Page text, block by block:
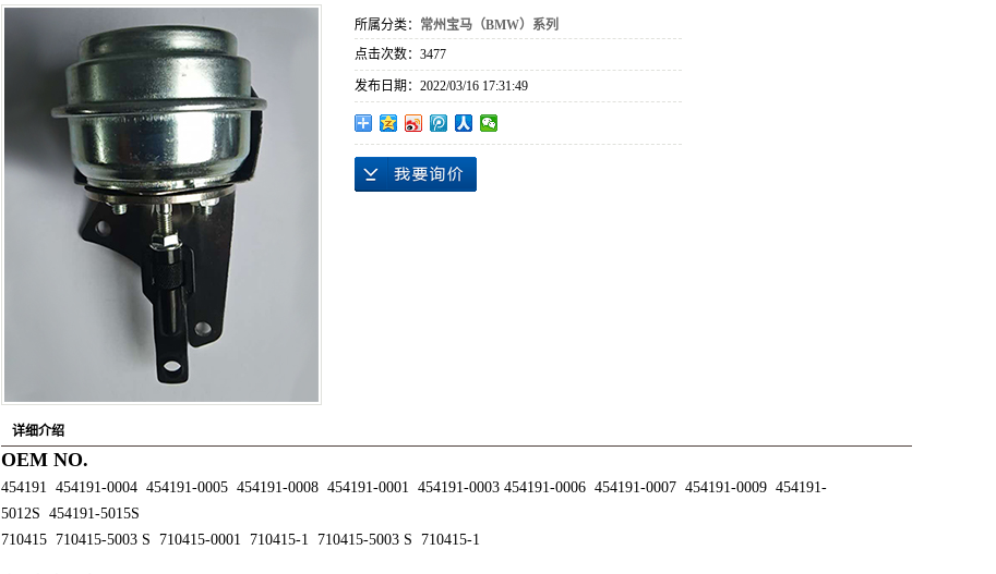
常州涡轮增压器执行器
所属分类： 常州宝马（BMW）系列
点击次数： 3477
发布日期： 2022/03/16 17:31:49
详细介绍
OEM NO.
454191 454191-0004 454191-0005 454191-0008 454191-0001 454191-0003 454191-0006 454191-0007 454191-0009 454191-
5012S 454191-5015S
710415 710415-5003 S 710415-0001 710415-1 710415-5003 S 710415-1